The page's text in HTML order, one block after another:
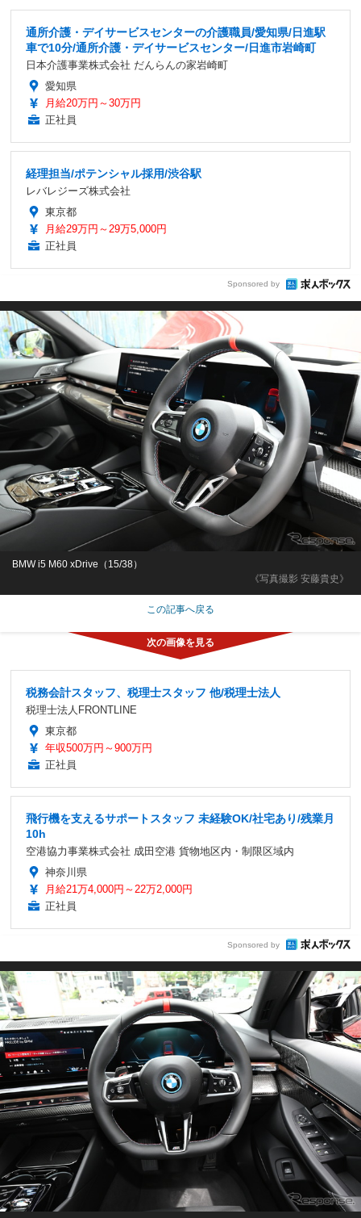
通所介護・デイサービスセンターの介護職員/愛知県/日進駅
車で10分/通所介護・デイサービスセンター/日進市岩崎町
日本介護事業株式会社 だんらんの家岩崎町
愛知県
月給20万円～30万円
正社員
経理担当/ポテンシャル採用/渋谷駅
レバレジーズ株式会社
東京都
月給29万円～29万5,000円
正社員
Sponsored by
《写真撮影 安藤貴史》
BMW i5 M60 xDrive（15/38）
この記事へ戻る
税務会計スタッフ、税理士スタッフ 他/税理士法人
税理士法人FRONTLINE
東京都
年収500万円～900万円
正社員
飛行機を支えるサポートスタッフ 未経験OK/社宅あり/残業月
10h
空港協力事業株式会社 成田空港 貨物地区内・制限区域内
神奈川県
月給21万4,000円～22万2,000円
正社員
Sponsored by